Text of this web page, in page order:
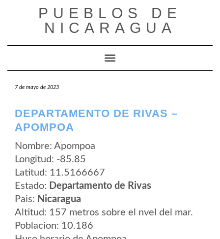
PUEBLOS DE
NICARAGUA
Cambiar modo de navegación
7 de mayo de 2023
DEPARTAMENTO DE RIVAS –
APOMPOA
Nombre: Apompoa
Longitud: -85.85
Latitud: 11.5166667
Estado: Departamento de Rivas
Pais: Nicaragua
Altitud: 157 metros sobre el nvel del mar.
Poblacion: 10.186